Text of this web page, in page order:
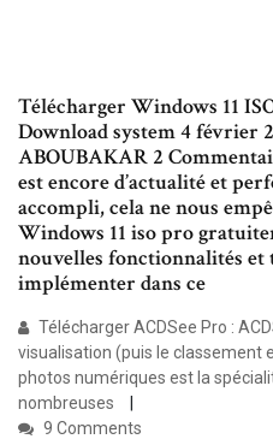
Télécharger Windows 11
Download system 4 février
ABOUBAKAR 2
est encore d’actualité et
accompli, cela ne nous
Windows 11 iso pro
nouvelles fonctionnalités et
implémenter dans ce
Télécharger ACDSee Pro :
visualisation (puis le classement
photos numériques est la
nombreuses
9 Comments